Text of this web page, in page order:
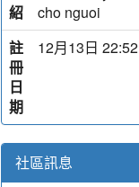
紹
cho nguoi
註
冊
日
期
12月13日 22:52
社區訊息